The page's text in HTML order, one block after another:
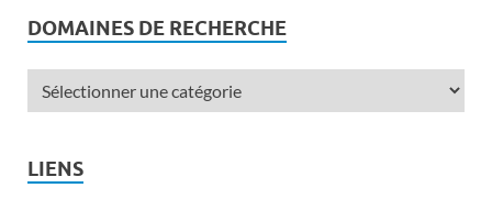
DOMAINES DE RECHERCHE
LIENS